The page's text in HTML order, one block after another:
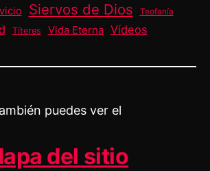
Siervos de Dios Teofanía
Títeres Vida Eterna Vídeos
puedes ver el
del sitio